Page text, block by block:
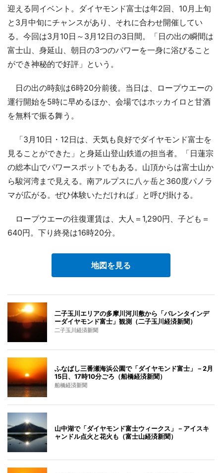
迎える同イベント。ダイヤモンド富士は年2回、10月上旬
と3月中旬にチャンスがあり、それに合わせ開催してい
る。今回は3月10日～3月12日の3日間。「日の出の瞬間は
富士山、身延山、朝日の3つのパワーを一身に浴びること
ができ神秘的で好評」という。
日の出の時刻は6時20分前後。当日は、ロープウエーの
運行開始を5時に早めるほか、会場ではホッカイロと甘酒
を無料で振る舞う。
「3月10日・12日は、天気も良好でダイヤモンド富士を
見ることができた」と身延山登山鉄道の担当者。「日蓮宗
の総本山でパワースポットでもある。山頂からは富士山か
ら駿河湾まで見える。南アルプスに八ヶ岳と360度パノラ
マが広がる。ぜひ体験いただければ」と呼び掛ける。
ロープウエーの往復運賃は、大人＝1,290円、子ども＝
640円。下り終発は16時20分。
地図を見る
二子玉川エリアの多摩川河川敷から「バレンタインデ
ーダイヤモンド富士」観測（二子玉川経済新聞）
二子玉川経済新聞
ふなばし三番瀬海浜公園で「ダイヤモンド富士」－2月
15日、17時10分ごろ（船橋経済新聞）
船橋経済新聞
山中湖で「ダイヤモンド富士ウィークス」－アイスキ
ャンドル点火と花火も（富士山経済新聞）